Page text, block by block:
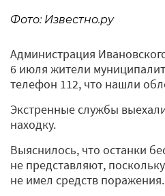
Фото: Известно.ру
Администрация
6 июля жители
телефон 112, что нашли
Экстренные службы
находку.
Выяснилось, что останки
не представляют,
не имел средств поражения.